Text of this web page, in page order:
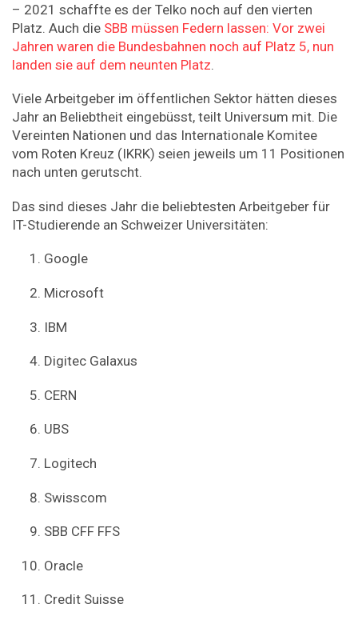
– 2021 schaffte es der Telko noch auf den vierten
Platz. Auch die SBB müssen Federn lassen: Vor zwei
Jahren waren die Bundesbahnen noch auf Platz 5, nun
landen sie auf dem neunten Platz.
Viele Arbeitgeber im öffentlichen Sektor hätten dieses
Jahr an Beliebtheit eingebüsst, teilt Universum mit. Die
Vereinten Nationen und das Internationale Komitee
vom Roten Kreuz (IKRK) seien jeweils um 11 Positionen
nach unten gerutscht.
Das sind dieses Jahr die beliebtesten Arbeitgeber für
IT-Studierende an Schweizer Universitäten:
Google
Microsoft
IBM
Digitec Galaxus
CERN
UBS
Logitech
Swisscom
SBB CFF FFS
Oracle
Credit Suisse